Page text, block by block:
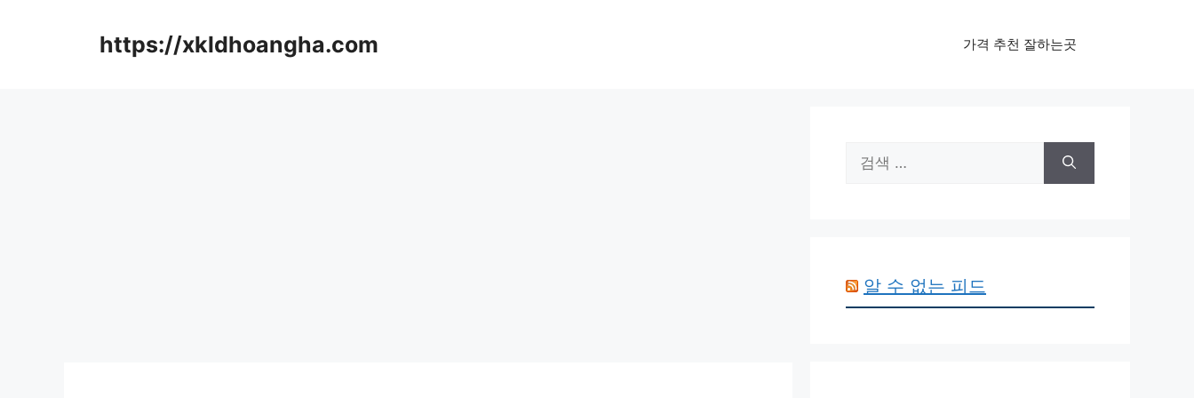
https://xkldhoangha.com 가격 추천 잘하는곳
색:
알 수 없는 피드